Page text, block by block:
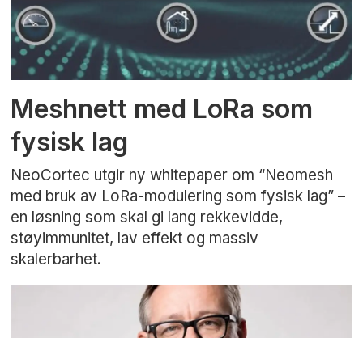
Meshnett med LoRa som
fysisk lag
NeoCortec utgir ny whitepaper om “Neomesh
med bruk av LoRa-modulering som fysisk lag” –
en løsning som skal gi lang rekkevidde,
støyimmunitet, lav effekt og massiv
skalerbarhet.